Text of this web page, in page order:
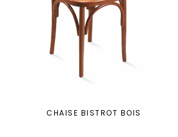
CHAISE BISTROT BOIS